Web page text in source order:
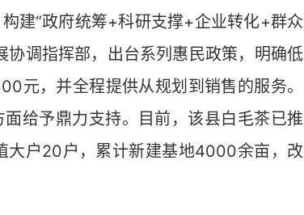
“政府统筹+科研支撑+企业转化+群众
协调指挥部，出台系列惠民政策，明确低
元，并全程提供从规划到销售的服务。
给予鼎力支持。目前，该县白毛茶已推
大户20户，累计新建基地4000余亩，改